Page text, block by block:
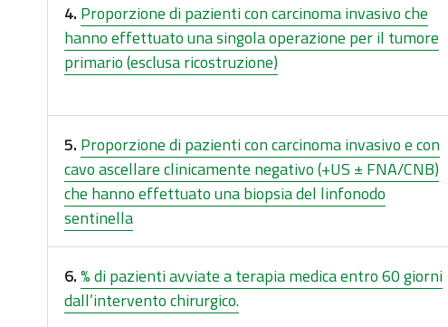
4. Proporzione di pazienti con carcinoma invasivo che
hanno effettuato una singola operazione per il tumore
primario (esclusa ricostruzione)
5. Proporzione di pazienti con carcinoma invasivo e con
cavo ascellare clinicamente negativo (+US ± FNA/CNB)
che hanno effettuato una biopsia del linfonodo
sentinella
6.% di pazienti avviate a terapia medica entro 60 giorni
dall’intervento chirurgico.